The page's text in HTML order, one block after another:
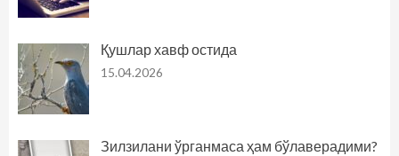
Қушлар хавф остида
15.04.2026
Зилзилани ўрганмаса ҳам бўлаверадими?